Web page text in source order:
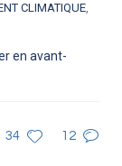
CLIMATIQUE,
en avant-
34 12